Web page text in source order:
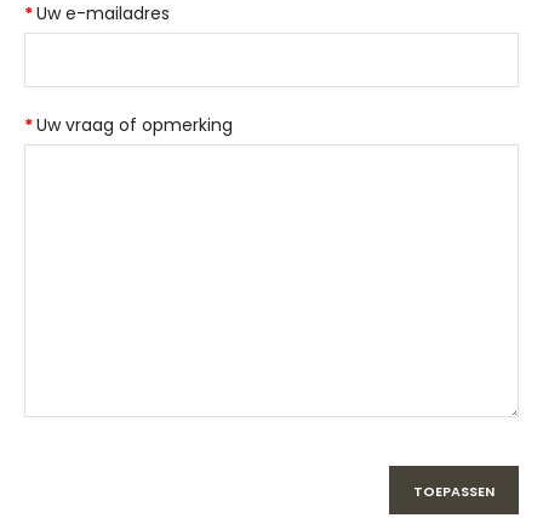
Uw e-mailadres
Uw vraag of opmerking